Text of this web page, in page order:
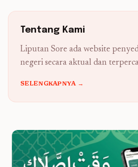
Tentang Kami
Liputan Sore ada website
negeri secara aktual dan
SELENGKAPNYA →